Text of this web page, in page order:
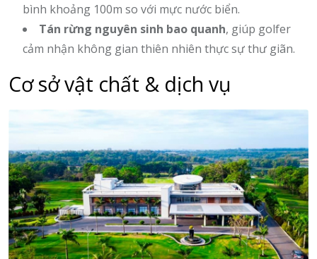
bình khoảng 100m so với mực nước biển.
Tán rừng nguyên sinh bao quanh, giúp golfer
cảm nhận không gian thiên nhiên thực sự thư giãn.
Cơ sở vật chất & dịch vụ